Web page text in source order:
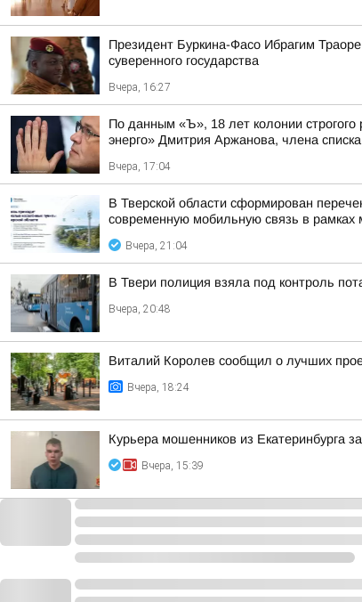
Президент Буркина-Фасо Ибрагим
суверенного государства
Вчера, 16:27
По данным «Ъ», 18 лет колонии
энерго» Дмитрия Аржанова, члена
Вчера, 17:04
В Тверской области сформирован
современную мобильную связь в рамках
Вчера, 21:04
В Твери полиция взяла под контроль
Вчера, 20:48
Виталий Королев сообщил о лучших
Вчера, 18:24
Курьера мошенников из Екатеринбурга
Вчера, 15:39